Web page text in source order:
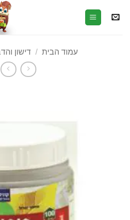
עמוד הבית / דישון והדברה /